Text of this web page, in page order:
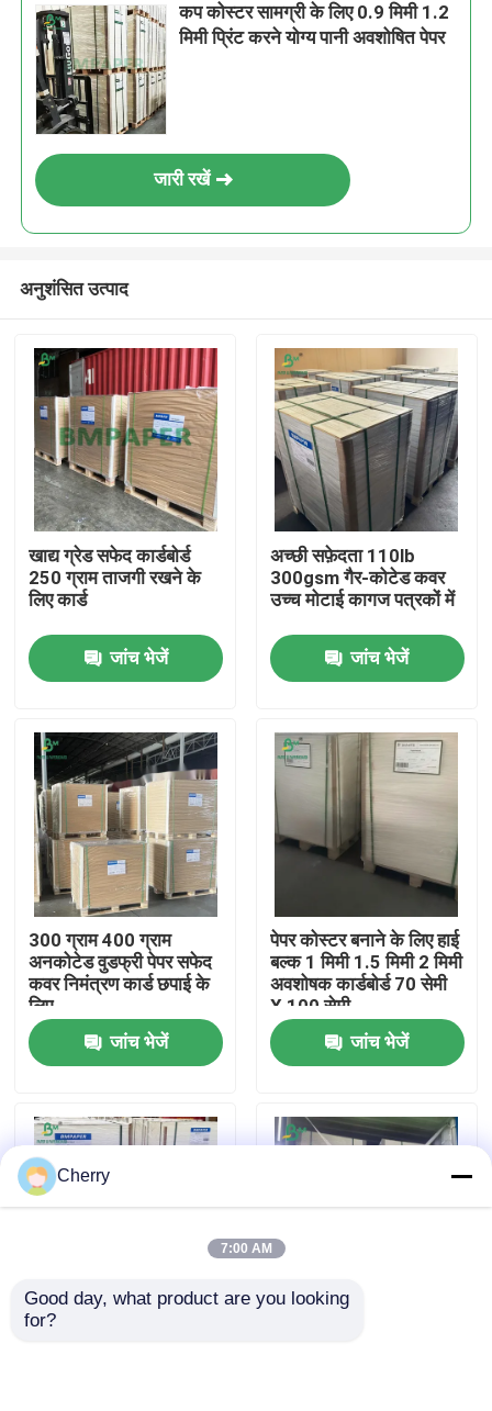
होम
उत्पाद
हमारे बारे में
फैक्टरी यात्रा
गुणवत्ता नियंत्रण
हमसे संपर्क करें
समाचार
सीएडी प्लॉटर पेपर
कप कोस्टर सामग्री के लिए 0.9 मिमी 1.2
मिमी प्रिंट करने योग्य पानी अवशोषित पेपर
जारी रखें
अनुशंसित उत्पाद
खाद्य ग्रेड सफेद कार्डबोर्ड
250 ग्राम ताजगी रखने के
लिए कार्ड
जांच भेजें
अच्छी सफ़ेदता 110lb
300gsm गैर-कोटेड कवर
उच्च मोटाई कागज पत्रकों में
जांच भेजें
300 ग्राम 400 ग्राम
अनकोटेड वुडफ्री पेपर सफेद
कवर निमंत्रण कार्ड छपाई के
लिए
जांच भेजें
पेपर कोस्टर बनाने के लिए हाई
बल्क 1 मिमी 1.5 मिमी 2 मिमी
अवशोषक कार्डबोर्ड 70 सेमी
X 100 सेमी
जांच भेजें
60pt 80pt बार होटल
Cherry
7:00 AM
Good day, what product are you looking
for?